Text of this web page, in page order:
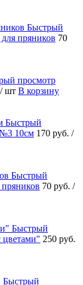
Быстрый
пряников 70
просмотр
/ шт В корзину
Быстрый
№3 10см 170 руб. /
Быстрый
70 руб. /
Быстрый
цветами" 250 руб.
Быстрый